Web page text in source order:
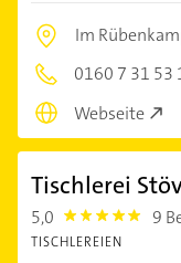
Im
0160 7 31 53
Webseite
Tischlerei
5,0 5.0 9
TISCHLEREIEN